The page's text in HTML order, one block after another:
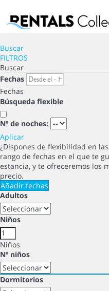
Buscar
FILTROS
Buscar
Fechas
Fechas
Búsqueda flexible
Nº de noches:
Aplicar
¿Dispones de flexibilidad en
rango de fechas en el que te
estancia, y te ofreceremos los
precio.
Añadir fechas
Adultos
Niños
Niños
Nº niños
Dormitorios